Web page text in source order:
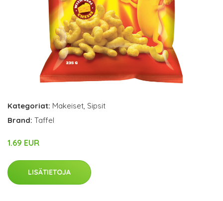
Kategoriat: Makeiset, Sipsit
Brand: Taffel
1.69 EUR
LISÄTIETOJA